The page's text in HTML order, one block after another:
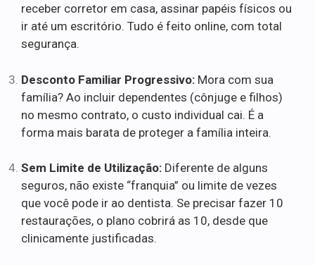
receber corretor em casa, assinar papéis físicos ou
ir até um escritório. Tudo é feito online, com total
segurança.
Desconto Familiar Progressivo: Mora com sua
família? Ao incluir dependentes (cônjuge e filhos)
no mesmo contrato, o custo individual cai. É a
forma mais barata de proteger a família inteira.
Sem Limite de Utilização: Diferente de alguns
seguros, não existe “franquia” ou limite de vezes
que você pode ir ao dentista. Se precisar fazer 10
restaurações, o plano cobrirá as 10, desde que
clinicamente justificadas.